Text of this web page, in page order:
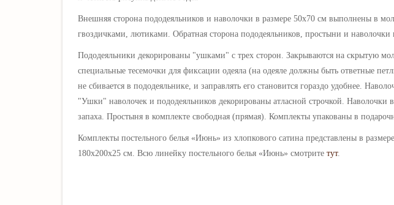
Внешняя сторона пододеяльников и наволочки в размере 50х70 см выполнены в
гвоздичками, лютиками . Обратная сторона пододеяльников, простыни и
Пододеяльники декорированы "ушками" с трех сторон. Закрываются на скрытую
специальные тесемочки для фиксации одеяла (на одеяле должны быть ответные
не сбивается в пододеяльнике, и заправлять его становится гораздо удобнее.
"Ушки" наволочек и пододеяльников декорированы атласной строчкой.
запаха. Простыня в комплекте свободная (прямая). Комплекты упакованы в
Комплекты постельного белья «Июнь» из хлопкового сатина представлены в
180х200х25 см. Всю линейку постельного белья «Июнь» смотрите тут.